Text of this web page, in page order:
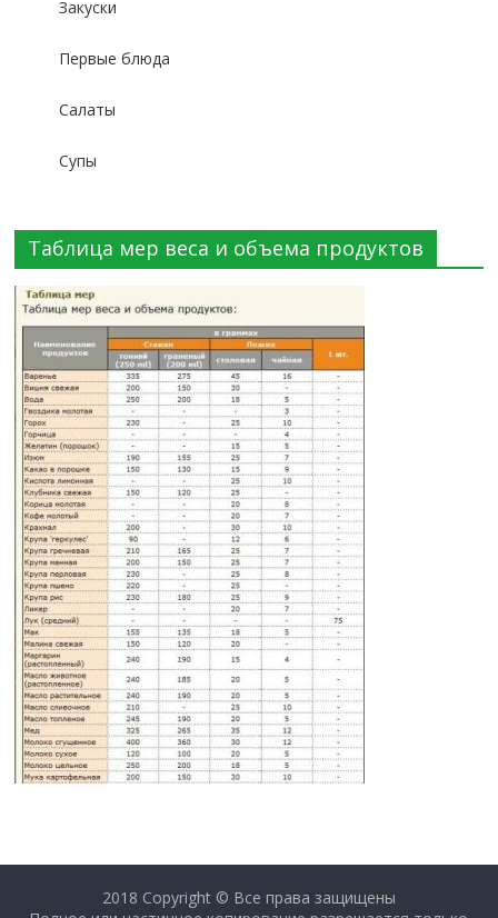
Закуски
Первые блюда
Салаты
Супы
Таблица мер веса и объема продуктов
2018 Copyright © Все права защищены